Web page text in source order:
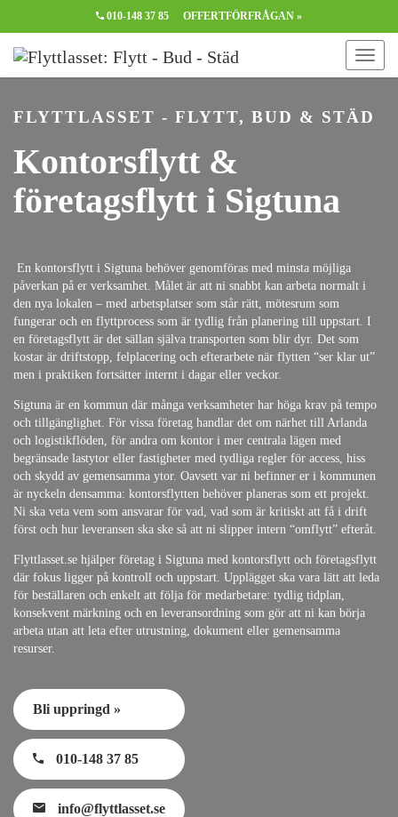
010-148 37 85 OFFERTFÖRFRÅGAN »
FLYTTLASSET - FLYTT, BUD & STÄD
Kontorsflytt &
företagsflytt i Sigtuna
En kontorsflytt i Sigtuna behöver genomföras med minsta möjliga
påverkan på er verksamhet. Målet är att ni snabbt kan arbeta normalt i
den nya lokalen – med arbetsplatser som står rätt, mötesrum som
fungerar och en flyttprocess som är tydlig från planering till uppstart. I
en företagsflytt är det sällan själva transporten som blir dyr. Det som
kostar är driftstopp, felplacering och efterarbete när flytten “ser klar ut”
men i praktiken fortsätter internt i dagar eller veckor.
Sigtuna är en kommun där många verksamheter har höga krav på tempo
och tillgänglighet. För vissa företag handlar det om närhet till Arlanda
och logistikflöden, för andra om kontor i mer centrala lägen med
begränsade lastytor eller fastigheter med tydliga regler för access, hiss
och skydd av gemensamma ytor. Oavsett var ni befinner er i kommunen
är nyckeln densamma: kontorsflytten behöver planeras som ett projekt.
Ni ska veta vem som ansvarar för vad, vad som är kritiskt att få i drift
först och hur leveransen ska ske så att ni slipper intern “omflytt” efteråt.
Flyttlasset.se hjälper företag i Sigtuna med kontorsflytt och företagsflytt
där fokus ligger på kontroll och uppstart. Upplägget ska vara lätt att leda
för beställaren och enkelt att följa för medarbetare: tydlig tidplan,
konsekvent märkning och en leveransordning som gör att ni kan börja
arbeta utan att leta efter utrustning, dokument eller gemensamma
resurser.
Bli uppringd »
010-148 37 85
info@flyttlasset.se